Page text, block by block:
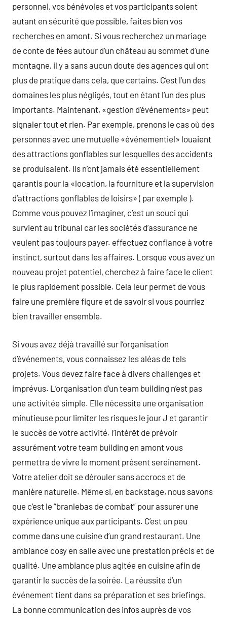
personnel, vos bénévoles et vos participants soient
autant en sécurité que possible, faites bien vos
recherches en amont. Si vous recherchez un mariage
de conte de fées autour d’un château au sommet d’une
montagne, il y a sans aucun doute des agences qui ont
plus de pratique dans cela, que certains. C’est l’un des
domaines les plus négligés, tout en étant l’un des plus
importants. Maintenant, «gestion d’événements» peut
signaler tout et rien. Par exemple, prenons le cas où des
personnes avec une mutuelle «événementiel» louaient
des attractions gonflables sur lesquelles des accidents
se produisaient. Ils n’ont jamais été essentiellement
garantis pour la «location, la fourniture et la supervision
d’attractions gonflables de loisirs» ( par exemple ).
Comme vous pouvez l’imaginer, c’est un souci qui
survient au tribunal car les sociétés d’assurance ne
veulent pas toujours payer. effectuez confiance à votre
instinct, surtout dans les affaires. Lorsque vous avez un
nouveau projet potentiel, cherchez à faire face le client
le plus rapidement possible. Cela leur permet de vous
faire une première figure et de savoir si vous pourriez
bien travailler ensemble.
Si vous avez déjà travaillé sur l’organisation
d’événements, vous connaissez les aléas de tels
projets. Vous devez faire face à divers challenges et
imprévus. L’organisation d’un team building n’est pas
une activitée simple. Elle nécessite une organisation
minutieuse pour limiter les risques le jour J et garantir
le succès de votre activité. l’intérêt de prévoir
assurément votre team building en amont vous
permettra de vivre le moment présent sereinement.
Votre atelier doit se dérouler sans accrocs et de
manière naturelle. Même si, en backstage, nous savons
que c’est le “branlebas de combat” pour assurer une
expérience unique aux participants. C’est un peu
comme dans une cuisine d’un grand restaurant. Une
ambiance cosy en salle avec une prestation précis et de
qualité. Une ambiance plus agitée en cuisine afin de
garantir le succès de la soirée. La réussite d’un
événement tient dans sa préparation et ses briefings.
La bonne communication des infos auprès de vos